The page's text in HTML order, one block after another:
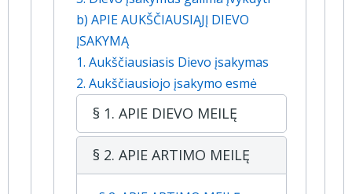
b) APIE AUKŠČIAUSIĄJĮ DIEVO
ĮSAKYMĄ
1. Aukščiausiasis Dievo įsakymas
2. Aukščiausiojo įsakymo esmė
§ 1. APIE DIEVO MEILĘ
§ 2. APIE ARTIMO MEILĘ